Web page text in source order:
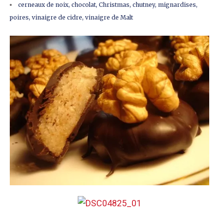
cerneaux de noix, chocolat, Christmas, chutney, mignardises,
poires, vinaigre de cidre, vinaigre de Malt